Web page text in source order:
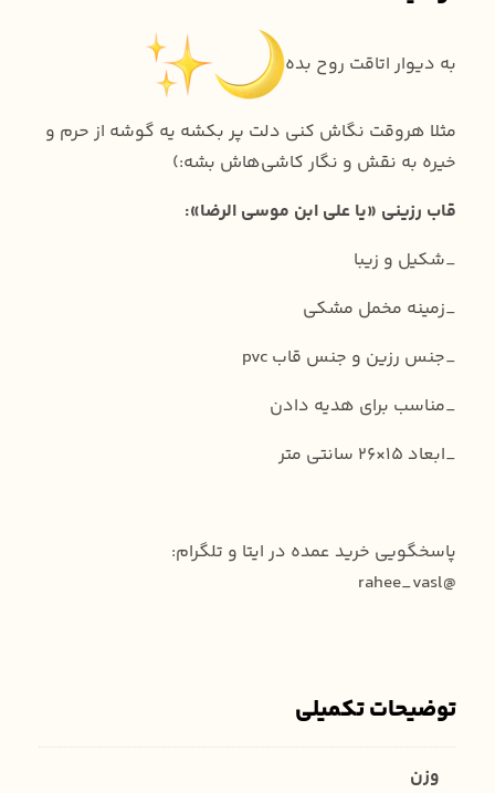
به دیوار اتاقت روح بده
مثلا هروقت نگاش کنی دلت پر بکشه یه گوشه از حرم و
خیره به نقش و نگار کاشی‌هاش بشه:)
قاب رزینی «یا علی ابن موسی الرضا»:
_شکیل و زیبا
_زمینه مخمل مشکی
_جنس رزین و جنس قاب pvc
_مناسب برای هدیه دادن
_ابعاد ۱۵×۲۶ سانتی متر
پاسخگویی خرید عمده در ایتا و تلگرام:
@rahee_vasl
توضیحات تکمیلی
وزن